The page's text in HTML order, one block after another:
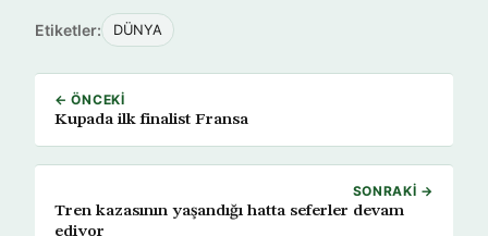
Etiketler: DÜNYA
← ÖNCEKI
Kupada ilk finalist Fransa
SONRAKI →
Tren kazasının yaşandığı hatta seferler devam
ediyor